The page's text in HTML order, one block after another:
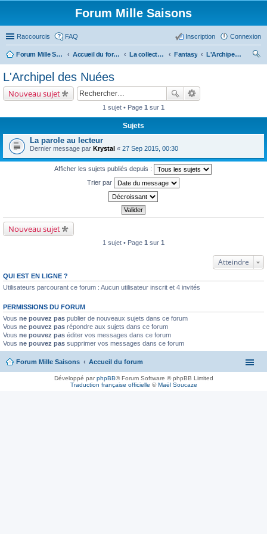
Forum Mille Saisons
Raccourcis FAQ Connexion
Inscription
Forum Mille Saisons Accueil du forum La collection Mille Saisons Fantasy
L'Archipel des Nuées
L'Archipel des Nuées
Nouveau sujet
1 sujet • Page 1 sur 1
Sujets
La parole au lecteur
Dernier message par Krystal « 27 Sep 2015, 00:30
Afficher les sujets publiés depuis :
Trier par
Nouveau sujet
1 sujet • Page 1 sur 1
Atteindre
QUI EST EN LIGNE ?
Utilisateurs parcourant ce forum : Aucun utilisateur inscrit et 4 invités
PERMISSIONS DU FORUM
Vous ne pouvez pas publier de nouveaux sujets dans ce forum
Vous ne pouvez pas répondre aux sujets dans ce forum
Vous ne pouvez pas éditer vos messages dans ce forum
Vous ne pouvez pas supprimer vos messages dans ce forum
Forum Mille Saisons Accueil du forum
Développé parphpBB® Forum Software © phpBB Limited
Traduction française officielle ©Maël Soucaze